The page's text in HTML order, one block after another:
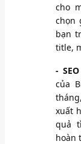
cho
chọn
bạn
title,
-
của
xuất
quả
hoàn